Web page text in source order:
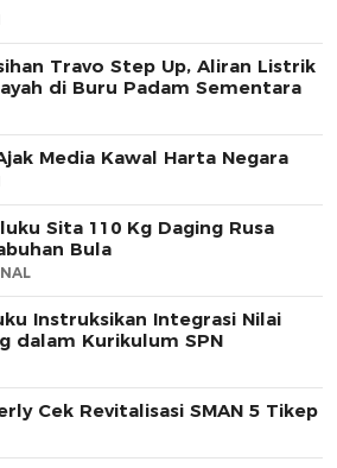
Travo Step Up, Aliran Listrik
di Buru Padam Sementara
Media Kawal Harta Negara
Sita 110 Kg Daging Rusa
Bula
Instruksikan Integrasi Nilai
dalam Kurikulum SPN
Cek Revitalisasi SMAN 5 Tikep